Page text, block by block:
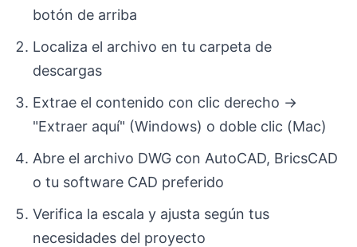
botón de arriba
Localiza el archivo en tu carpeta de
descargas
Extrae el contenido con clic derecho →
"Extraer aquí" (Windows) o doble clic (Mac)
Abre el archivo DWG con AutoCAD, BricsCAD
o tu software CAD preferido
Verifica la escala y ajusta según tus
necesidades del proyecto